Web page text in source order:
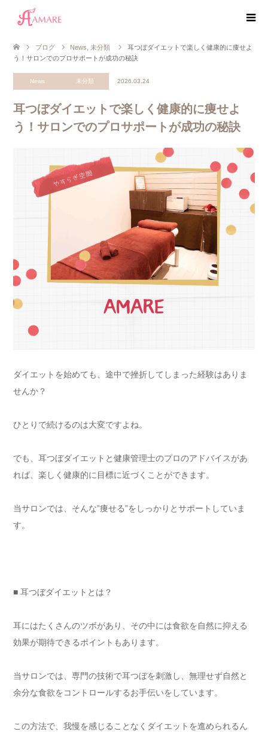
ブログ News 未分類
耳つぼダイエットで楽しく健康的に痩せよ
う！サロンでのプロサポートが成功の秘訣
News 未分類 2026.03.24
耳つぼダイエットで楽しく健康的に痩せよ
う！サロンでのプロサポートが成功の秘訣
ダイエットを始めても、途中で挫折してしまった経験はありま
せんか？
ひとりで続けるのは大変ですよね。
でも、耳つぼダイエットと健康管理士のプロのアドバイスがあ
れば、楽しく健康的に目標に近づくことができます。
当サロンでは、そんな”痩せる”をしっかりとサポートしていま
す。
■ 耳つぼダイエットとは？
耳にはたくさんのツボがあり、その中には食欲を自然に抑える
効果が期待できるポイントもあります。
当サロンでは、専門の技術で耳つぼを刺激し、無理せず自然と
余分な食欲をコントロールするお手伝いをしています。
この方法で、我慢を感じることなくダイエットを進められるん